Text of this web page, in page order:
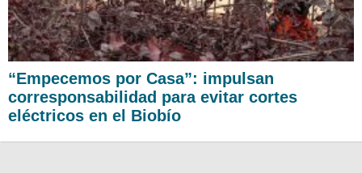
“Empecemos por Casa”: impulsan
corresponsabilidad para evitar cortes
eléctricos en el Biobío